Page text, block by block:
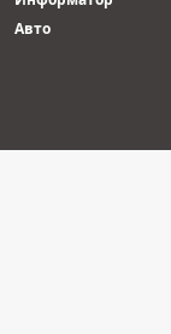
Авто